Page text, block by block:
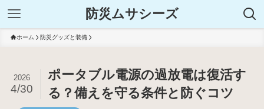
防災ムサシーズ
ホーム 防災グッズと装備
ポータブル電源の過放電は復活す
る？備えを守る条件と防ぐコツ
2026
4/30